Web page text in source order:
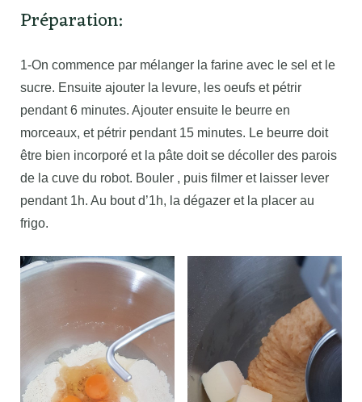
Préparation:
1-On commence par mélanger la farine avec le sel et le
sucre. Ensuite ajouter la levure, les oeufs et pétrir
pendant 6 minutes. Ajouter ensuite le beurre en
morceaux, et pétrir pendant 15 minutes. Le beurre doit
être bien incorporé et la pâte doit se décoller des parois
de la cuve du robot. Bouler , puis filmer et laisser lever
pendant 1h. Au bout d’1h, la dégazer et la placer au
frigo.